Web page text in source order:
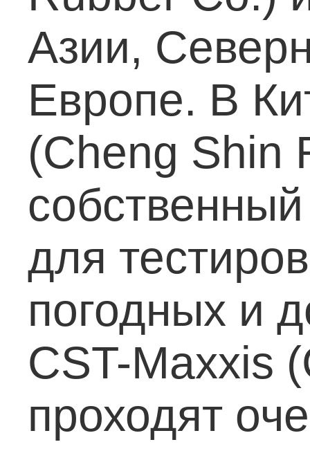
Азии,
Европе. В
(Cheng Shin
для
погодных и
CST-Maxxis
проходят